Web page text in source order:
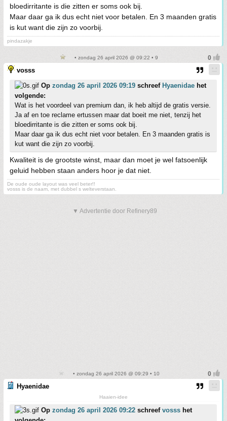
bloedirritante is die zitten er soms ook bij.
Maar daar ga ik dus echt niet voor betalen. En 3 maanden gratis
is kut want die zijn zo voorbij.
pindazakje
• zondag 26 april 2026 @ 09:22 • 9
vosss
Op zondag 26 april 2026 09:19 schreef Hyaenidae het
volgende:
Wat is het voordeel van premium dan, ik heb altijd de gratis versie.
Ja af en toe reclame ertussen maar dat boeit me niet, tenzij het
bloedirritante is die zitten er soms ook bij.
Maar daar ga ik dus echt niet voor betalen. En 3 maanden gratis is
kut want die zijn zo voorbij.
Kwaliteit is de grootste winst, maar dan moet je wel fatsoenlijk
geluid hebben staan anders hoor je dat niet.
De oude oude layout was veel beter!!
vosss is de naam, met dubbel s welteverstaan.
▼ Advertentie door Refinery89
• zondag 26 april 2026 @ 09:29 • 10
Hyaenidae
Haaien-idee
Op zondag 26 april 2026 09:22 schreef vosss het